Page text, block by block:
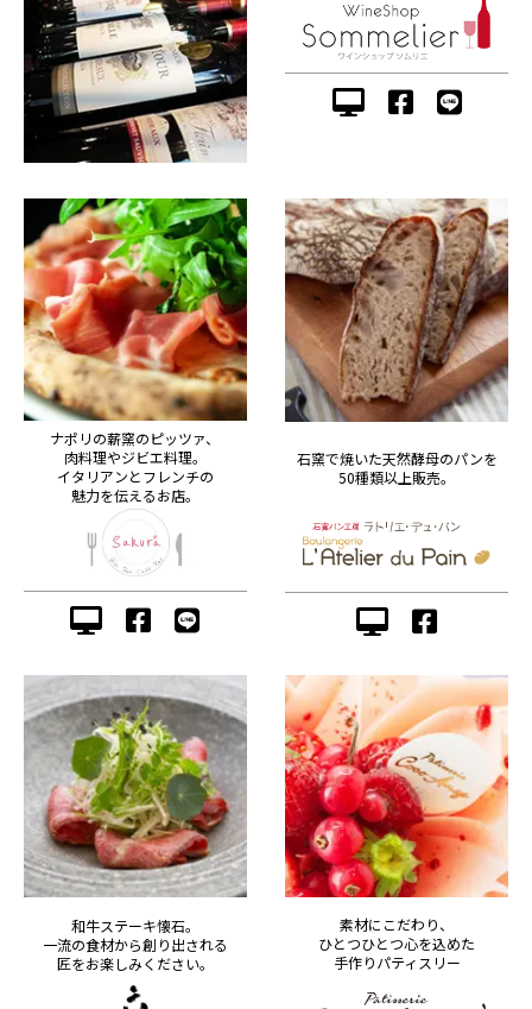
ナポリの薪窯のピッツァ、
肉料理やジビエ料理。
イタリアンとフレンチの
魅力を伝えるお店。
石窯で焼いた天然酵母のパンを
50種類以上販売。
和牛ステーキ懐石。
一流の食材から創り出される
匠をお楽しみください。
素材にこだわり、
ひとつひとつ心を込めた
手作りパティスリー